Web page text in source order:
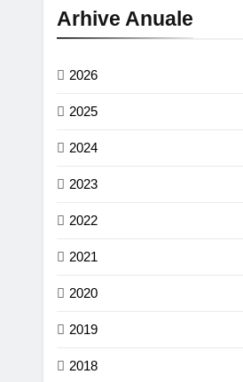
Arhive Anuale
2026
2025
2024
2023
2022
2021
2020
2019
2018